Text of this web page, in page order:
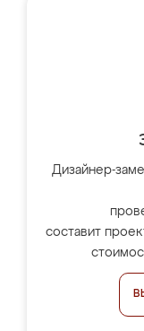
Дизайнер-
составит